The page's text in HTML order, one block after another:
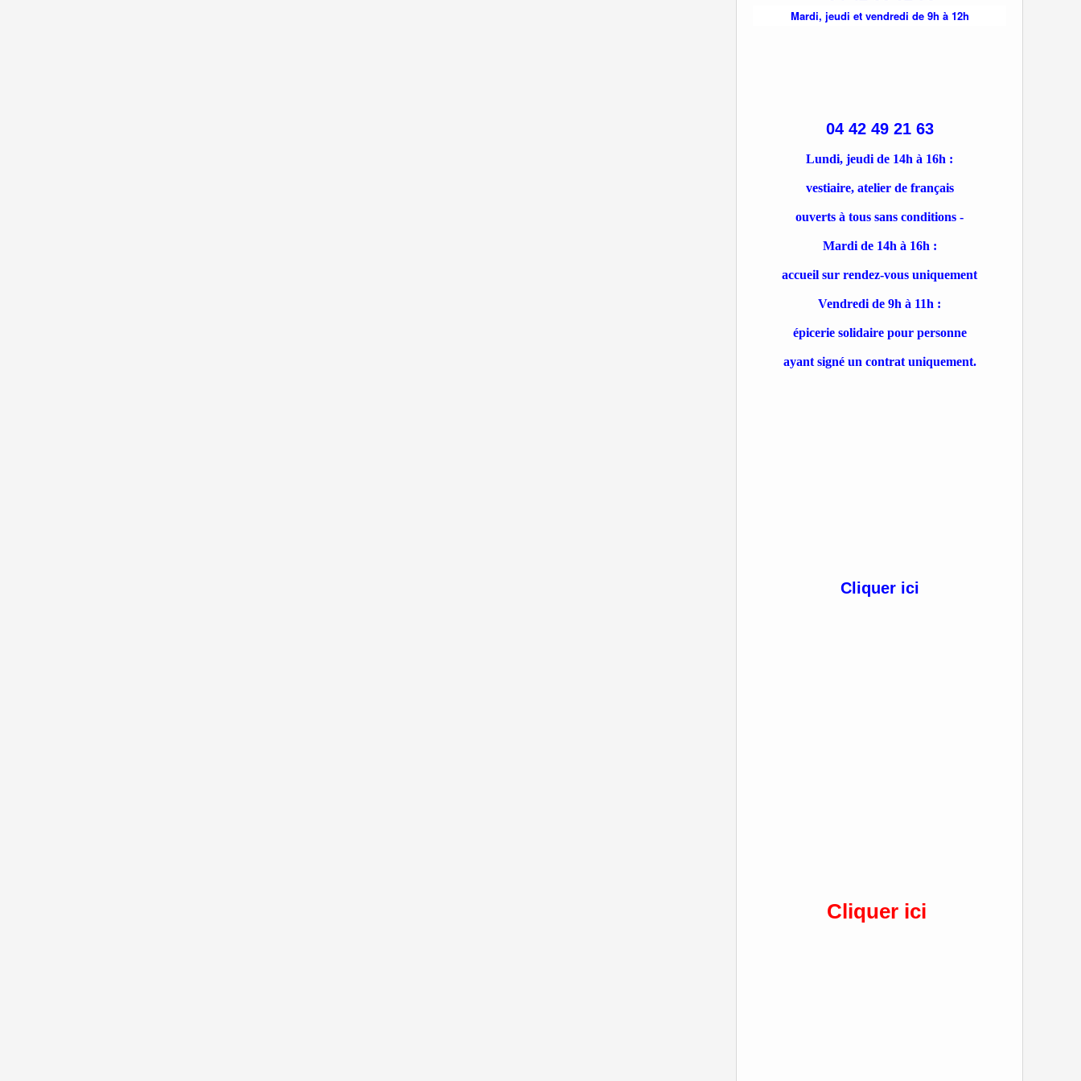
Mardi, jeudi et vendredi de 9h à 12h
04 42 49 21 63
Lundi, jeudi de 14h à 16h :
vestiaire, atelier de français
ouverts à tous sans conditions -
Mardi de 14h à 16h :
accueil sur rendez-vous uniquement
Vendredi de 9h à 11h :
épicerie solidaire pour personne
ayant signé un contrat uniquement.
Cliquer ici
Cliquer ici